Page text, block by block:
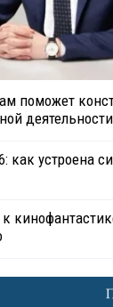
поможет
деятельности
как устроена